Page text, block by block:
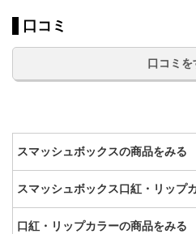
口コミ
口コミを
スマッシュボックスの商品をみる
スマッシュボックス口紅・リップ
口紅・リップカラーの商品をみる